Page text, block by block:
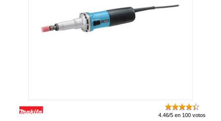
4.46/5 en 100 votos